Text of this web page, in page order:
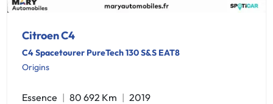
Citroen C4
C4 Spacetourer PureTech 130 S&S EAT8
Origins
Essence 80 692 Km
2019